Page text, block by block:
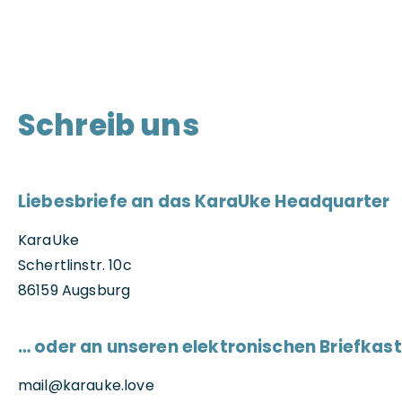
Schreib uns
Liebesbriefe an das KaraUke Headquarter
KaraUke
Schertlinstr. 10c
86159 Augsburg
… oder an unseren elektronischen
mail@karauke.love